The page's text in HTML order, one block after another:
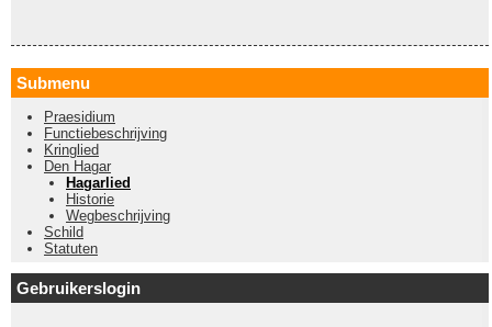
Submenu
Praesidium
Functiebeschrijving
Kringlied
Den Hagar
Hagarlied
Historie
Wegbeschrijving
Schild
Statuten
Gebruikerslogin